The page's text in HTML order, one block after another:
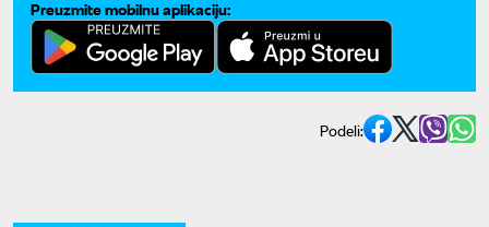
Preuzmite mobilnu aplikaciju:
Podeli: